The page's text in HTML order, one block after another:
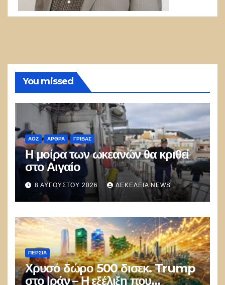
You missed
ΑΟΖ ΑΡΘΡΑ ΓΡΊΒΑΣ
Η μοίρα των ωκεανών θα κριθεί
στο Αιγαίο
8 ΑΥΓΟΎΣΤΟΥ 2026 ΔΕΚΈΛΕΙΑ NEWS
ΠΕΡΣΊΑ
Χρυσό δώρο 500 δισεκ. Trump
στο Ιράν – Η εξέλιξη που